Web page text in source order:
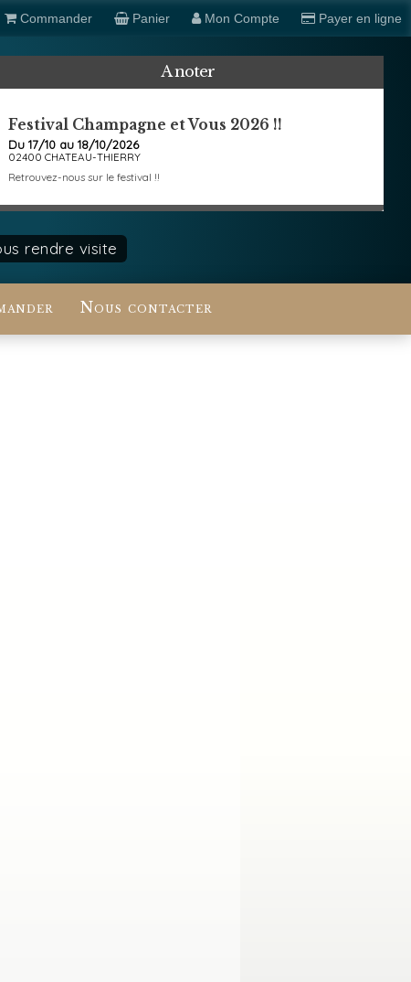
A noter
Festival Champagne et Vous 2026 !!
Du 17/10 au 18/10/2026
02400 CHATEAU-THIERRY
Retrouvez-nous sur le festival !!
rendre visite
Nous contacter
Commander Panier Mon Compte Payer en ligne